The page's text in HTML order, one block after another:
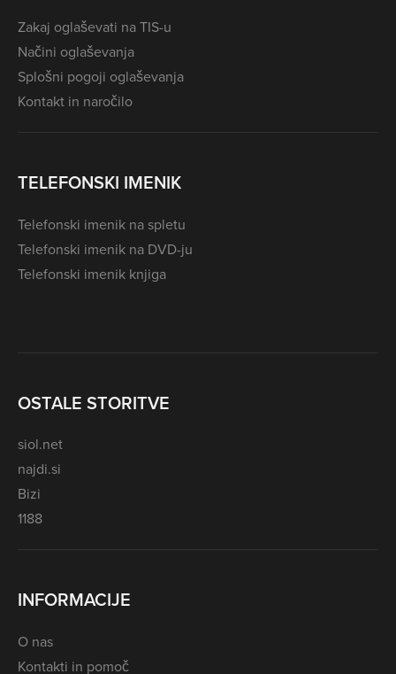
Zakaj oglaševati na TIS-u
Načini oglaševanja
Splošni pogoji oglaševanja
Kontakt in naročilo
TELEFONSKI IMENIK
Telefonski imenik na spletu
Telefonski imenik na DVD-ju
Telefonski imenik knjiga
OSTALE STORITVE
siol.net
najdi.si
Bizi
1188
INFORMACIJE
O nas
Kontakti in pomoč